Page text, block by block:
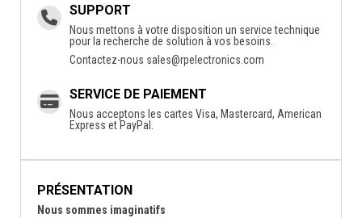
SUPPORT
Nous mettons à votre disposition un service technique
pour la recherche de solution à vos besoins.
Contactez-nous sales@rpelectronics.com
SERVICE DE PAIEMENT
Nous acceptons les cartes Visa, Mastercard, American
Express et PayPal.
PRÉSENTATION
Nous sommes imaginatifs